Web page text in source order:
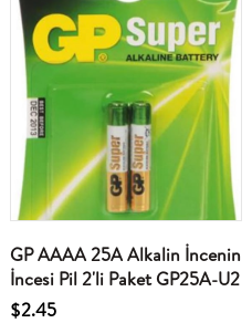
GP AAAA 25A Alkalin İncenin
İncesi Pil 2'li Paket GP25A-U2
$2.45